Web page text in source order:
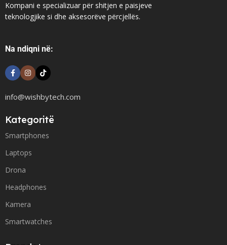
Kompani e specializuar për shitjen e paisjeve
teknologjike si dhe aksesorëve përcjellës.
Na ndiqni në:
info@wishbytech.com
Kategoritë
Smartphones
Laptops
Drona
Headphones
Kamera
Smartwatches